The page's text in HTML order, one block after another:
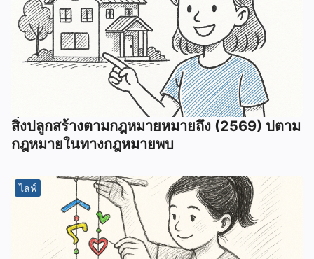
สิ่งปลูกสร้างตามกฎหมายหมายถึง (2569) ปตาม
กฎหมายในทางกฎหมายพบ
ไลฟ์